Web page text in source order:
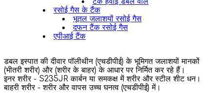
रसोई गैस के टैंक
भूतल जलाशयों रसोई गैस
दफन टैंक रसोई गैस
एपीआई टैंक
डबल इस्पात की दीवार पॉलीथीन (एचडीपीई) के भूमिगत जलाशयों मानकों
(भीतरी शरीर) और (शरीर के बाहर) के आधार पर निर्मित कर रहे हैं।
इनर शरीर - S235JR कार्बन या समकक्ष में शरीर और स्टील शीट धन।
बाहरी शरीर - शरीर और वापस उच्च घनत्व (एचडीपीई) में।